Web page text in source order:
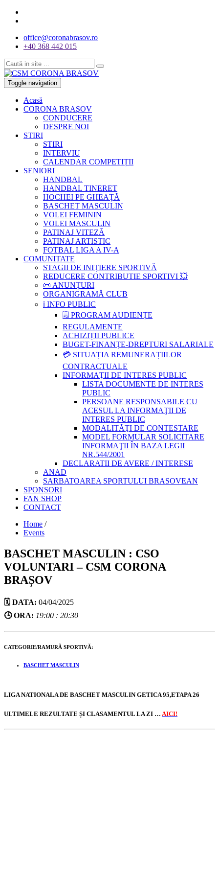
office@coronabrasov.ro
+40 368 442 015
Toggle navigation
Acasă
CORONA BRAŞOV
CONDUCERE
DESPRE NOI
STIRI
STIRI
INTERVIU
CALENDAR COMPETIȚII
SENIORI
HANDBAL
HANDBAL TINERET
HOCHEI PE GHEAȚĂ
BASCHET MASCULIN
VOLEI FEMININ
VOLEI MASCULIN
PATINAJ VITEZĂ
PATINAJ ARTISTIC
FOTBAL LIGA A IV-A
COMUNITATE
STAGII DE INIȚIERE SPORTIVĂ
REDUCERE CONTRIBUTIE SPORTIVI 💥
📜 ANUNȚURI
ORGANIGRAMĂ CLUB
ℹ️ INFO PUBLIC
🗒 PROGRAM AUDIENȚE
REGULAMENTE
ACHIZIȚII PUBLICE
BUGET-FINANȚE-DREPTURI SALARIALE
💳 SITUAȚIA REMUNERAȚIILOR
CONTRACTUALE
INFORMAŢII DE INTERES PUBLIC
LISTA DOCUMENTE DE INTERES
PUBLIC
PERSOANE RESPONSABILE CU
ACESUL LA INFORMAŢII DE
INTERES PUBLIC
MODALITĂŢI DE CONTESTARE
MODEL FORMULAR SOLICITARE
INFORMAŢII ÎN BAZA LEGII
NR.544/2001
DECLARATII DE AVERE / INTERESE
ANAD
SARBATOAREA SPORTULUI BRASOVEAN
SPONSORI
FAN SHOP
CONTACT
Home /
Events
BASCHET MASCULIN : CSO
VOLUNTARI – CSM CORONA
BRAȘOV
🗓️ DATA: 04/04/2025
🕒 ORA: 19:00 : 20:30
CATEGORIE/RAMURĂ SPORTIVĂ:
BASCHET MASCULIN
LIGA NATIONALA DE BASCHET MASCULIN GETICA 95,ETAPA 26
ULTIMELE REZULTATE ȘI CLASAMENTUL LA ZI … AICI!